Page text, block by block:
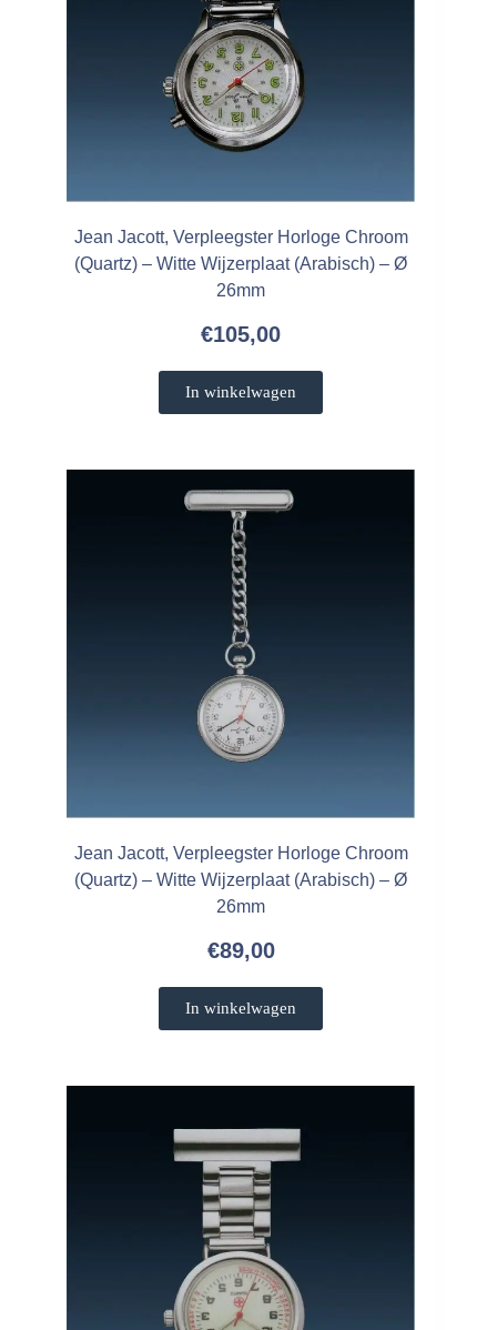
Jean Jacott, Verpleegster Horloge Chroom
(Quartz) – Witte Wijzerplaat (Arabisch) – Ø
26mm
€105,00
In winkelwagen
Jean Jacott, Verpleegster Horloge Chroom
(Quartz) – Witte Wijzerplaat (Arabisch) – Ø
26mm
€89,00
In winkelwagen